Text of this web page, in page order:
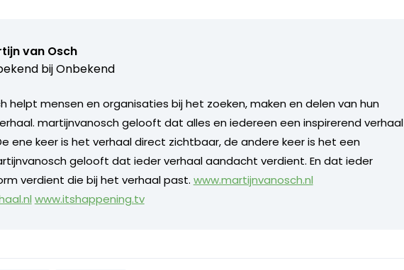
van Osch
bijOnbekend
helpt mensen en organisaties bij het zoeken, maken en delen van hun
martijnvanosch gelooft dat alles en iedereen een inspirerend verhaal
ene keer is het verhaal direct zichtbaar, de andere keer is het een
gelooft dat ieder verhaal aandacht verdient. En dat ieder
verdient die bij het verhaal past. www.martijnvanosch.nl
www.itshappening.tv